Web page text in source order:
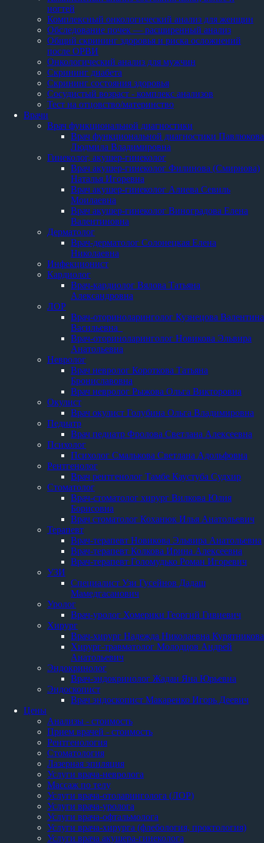
ногтей
Комплексный онкологический анализ для женщин
Обследование почек — расширенный анализ
Общий скрининг здоровья и риска осложнений
после ОРВИ
Онкологический анализ для мужчин
Скрининг диабета
Скрининг состояния здоровья
Сосудистый возраст - комплекс анализов
Тест на отцовство/материнство
Врачи
Врач функциональной диагностики
Врач функциональной диагностики Павлюкова
Людмила Владимировна
Гинеколог, акушер-гинеколог
Врач акушер-гинеколог Филинова (Смирнова)
Наталья Игоревна
Врач акушер-гинеколог Алиева Севиль
Моилаевна
Врач акушер-гинеколог Виноградова Елена
Валентиновна
Дерматолог
Врач-дерматолог Солонецкая Елена
Николаевна
Инфекционист
Кардиолог
Врач-кардиолог Вялова Татьяна
Александровна
ЛОР
Врач-оториноларинголог Кузнецова Валентина
Васильевна
Врач-оториноларинголог Новикова Эльвира
Анатольевна
Невролог
Врач невролог Короткова Татьяна
Брониславовна
Врач невролог Рыжова Ольга Викторовна
Окулист
Врач окулист Голубина Ольга Владимировна
Педиатр
Врач педиатр Фролова Светлана Алексеевна
Психолог
Психолог Смалькова Светлана Адольфовна
Рентгенолог
Врач рентгенолог Тамбе Каустуба Судхир
Стоматолог
Врач-стоматолог хирург Вилкова Юлия
Борисовна
Врач стоматолог Коханюк Илья Анатольевич
Терапевт
Врач-терапевт Новикова Эльвира Анатольевна
Врач-терапевт Колкова Ирина Алексеевна
Врач-терапевт Голомудько Роман Игоревич
УЗИ
Специалист Узи Гусейнов Дадаш
Мамедгасанович
Уролог
Врач-уролог Хомерики Георгий Гивиевич
Хирург
Врач-хирург Надежда Николаевна Курятникова
Хирург-травматолог Молодцов Андрей
Анатольевич
Эндокринолог
Врач-эндокринолог Жадан Яна Юрьевна
Эндоскопист
Врач эндоскопист Макаренко Игорь Деевич
Цены
Анализы - стоимость
Прием врачей - стоимость
Рентгенология
Стоматология
Лазерная эпиляция
Услуги врача-невролога
Массаж по телу
Услуги врача-отоларинголога (ЛОР)
Услуги врача-уролога
Услуги врача-офтальмолога
Услуги врача-хирурга (флебология, проктология)
Услуги врача акушера-гинеколога